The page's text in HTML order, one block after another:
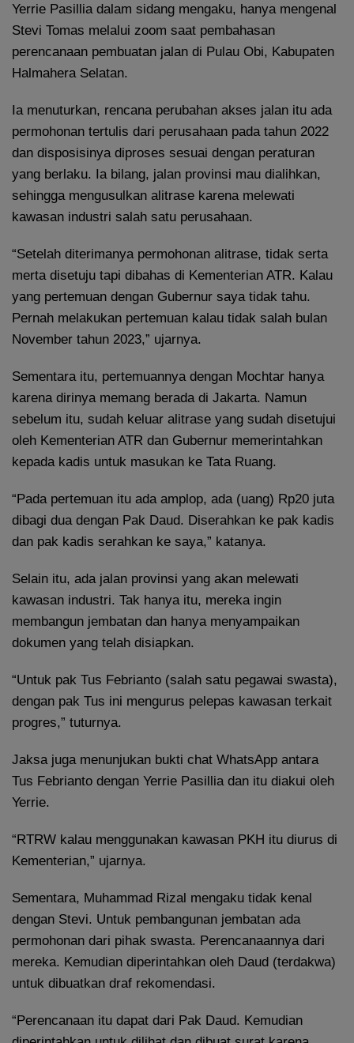
Yerrie Pasillia dalam sidang mengaku, hanya mengenal
Stevi Tomas melalui zoom saat pembahasan
perencanaan pembuatan jalan di Pulau Obi, Kabupaten
Halmahera Selatan.
Ia menuturkan, rencana perubahan akses jalan itu ada
permohonan tertulis dari perusahaan pada tahun 2022
dan disposisinya diproses sesuai dengan peraturan
yang berlaku. Ia bilang, jalan provinsi mau dialihkan,
sehingga mengusulkan alitrase karena melewati
kawasan industri salah satu perusahaan.
“Setelah diterimanya permohonan alitrase, tidak serta
merta disetuju tapi dibahas di Kementerian ATR. Kalau
yang pertemuan dengan Gubernur saya tidak tahu.
Pernah melakukan pertemuan kalau tidak salah bulan
November tahun 2023,” ujarnya.
Sementara itu, pertemuannya dengan Mochtar hanya
karena dirinya memang berada di Jakarta. Namun
sebelum itu, sudah keluar alitrase yang sudah disetujui
oleh Kementerian ATR dan Gubernur memerintahkan
kepada kadis untuk masukan ke Tata Ruang.
“Pada pertemuan itu ada amplop, ada (uang) Rp20 juta
dibagi dua dengan Pak Daud. Diserahkan ke pak kadis
dan pak kadis serahkan ke saya,” katanya.
Selain itu, ada jalan provinsi yang akan melewati
kawasan industri. Tak hanya itu, mereka ingin
membangun jembatan dan hanya menyampaikan
dokumen yang telah disiapkan.
“Untuk pak Tus Febrianto (salah satu pegawai swasta),
dengan pak Tus ini mengurus pelepas kawasan terkait
progres,” tuturnya.
Jaksa juga menunjukan bukti chat WhatsApp antara
Tus Febrianto dengan Yerrie Pasillia dan itu diakui oleh
Yerrie.
“RTRW kalau menggunakan kawasan PKH itu diurus di
Kementerian,” ujarnya.
Sementara, Muhammad Rizal mengaku tidak kenal
dengan Stevi. Untuk pembangunan jembatan ada
permohonan dari pihak swasta. Perencanaannya dari
mereka. Kemudian diperintahkan oleh Daud (terdakwa)
untuk dibuatkan draf rekomendasi.
“Perencanaan itu dapat dari Pak Daud. Kemudian